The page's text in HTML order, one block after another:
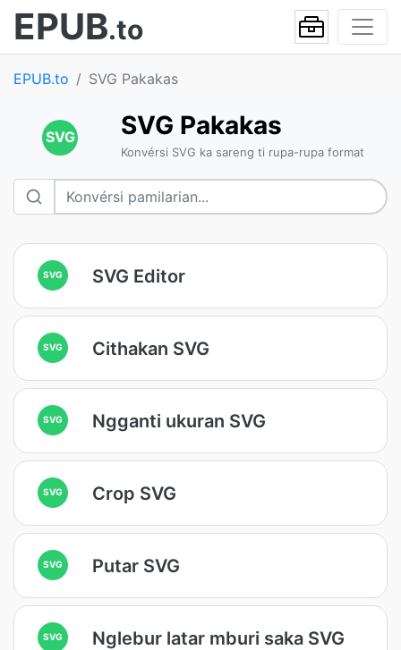
EPUB.to
EPUB.to SVG Pakakas
SVG SVG Pakakas
Konvérsi SVG ka sareng ti rupa-rupa format
SVG SVG Editor
SVG Cithakan SVG
SVG Ngganti ukuran SVG
SVG Crop SVG
SVG Putar SVG
SVG Nglebur latar mburi saka SVG